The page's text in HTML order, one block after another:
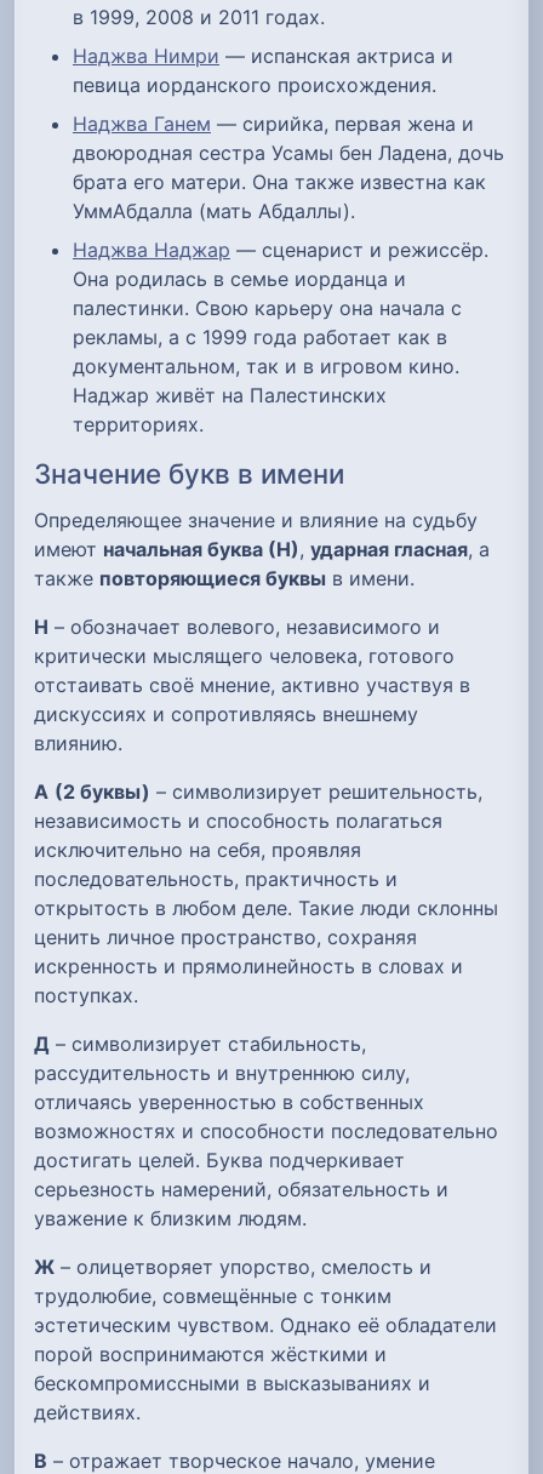
в 1999, 2008 и 2011 годах.
Наджва Нимри — испанская актриса и
певица иорданского происхождения.
Наджва Ганем — сирийка, первая жена и
двоюродная сестра Усамы бен Ладена, дочь
брата его матери. Она также известна как
УммАбдалла (мать Абдаллы).
Наджва Наджар — сценарист и режиссёр.
Она родилась в семье иорданца и
палестинки. Свою карьеру она начала с
рекламы, а с 1999 года работает как в
документальном, так и в игровом кино.
Наджар живёт на Палестинских
территориях.
Значение букв в имени
Определяющее значение и влияние на судьбу
имеют начальная буква (Н), ударная гласная, а
также повторяющиеся буквы в имени.
Н – обозначает волевого, независимого и
критически мыслящего человека, готового
отстаивать своё мнение, активно участвуя в
дискуссиях и сопротивляясь внешнему
влиянию.
А (2 буквы) – символизирует решительность,
независимость и способность полагаться
исключительно на себя, проявляя
последовательность, практичность и
открытость в любом деле. Такие люди склонны
ценить личное пространство, сохраняя
искренность и прямолинейность в словах и
поступках.
Д – символизирует стабильность,
рассудительность и внутреннюю силу,
отличаясь уверенностью в собственных
возможностях и способности последовательно
достигать целей. Буква подчеркивает
серьезность намерений, обязательность и
уважение к близким людям.
Ж – олицетворяет упорство, смелость и
трудолюбие, совмещённые с тонким
эстетическим чувством. Однако её обладатели
порой воспринимаются жёсткими и
бескомпромиссными в высказываниях и
действиях.
В – отражает творческое начало, умение